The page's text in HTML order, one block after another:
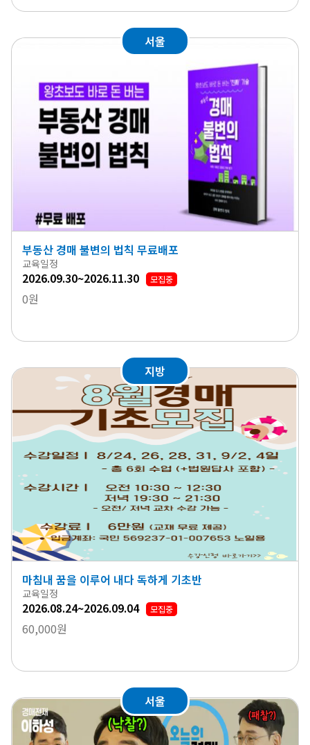
서울
부동산 경매 불변의 법칙 무료배포
교육일정
2026.09.30~2026.11.30 모집중
0원
지방
마침내 꿈을 이루어 내다 독하게 기초반
교육일정
2026.08.24~2026.09.04 모집중
60,000원
서울